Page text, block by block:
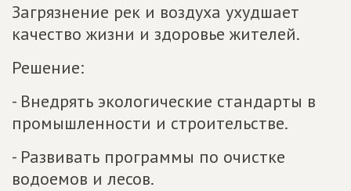
Загрязнение рек и воздуха ухудшает
качество жизни и здоровье жителей.
Решение:
- Внедрять экологические стандарты в
промышленности и строительстве.
- Развивать программы по очистке
водоемов и лесов.